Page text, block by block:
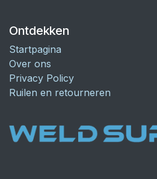
Ontdekken
Startpagina
Over ons
Privacy Policy
Ruilen en retourneren